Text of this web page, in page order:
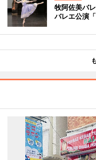
牧阿佐美バ
バレエ公演